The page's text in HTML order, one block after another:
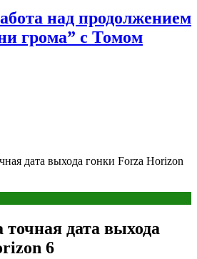
над продолжением
грома” с Томом
дата выхода гонки Forza Horizon
точная дата выхода
6